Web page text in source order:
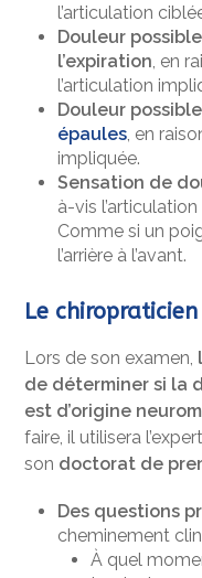
l’articulation
Douleur
l’expiration, en
l’articulation
Douleur
épaules, en
impliquée.
Sensation de
à-vis
Comme si un
l’arrière à l’avant.
Le
Lors de son examen,
de déterminer si la
est d’origine
faire, il utilisera
son doctorat de
Des questions
cheminement
À quel